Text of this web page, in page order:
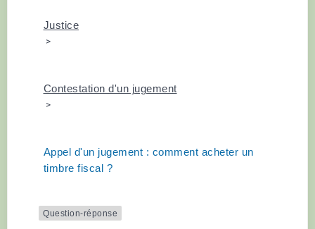
Justice
>
Contestation d'un jugement
>
Appel d'un jugement : comment acheter un
timbre fiscal ?
Question-réponse